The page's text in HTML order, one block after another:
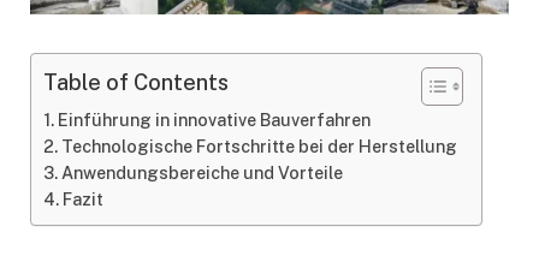
Table of Contents
Einführung in innovative Bauverfahren
Technologische Fortschritte bei der Herstellung
Anwendungsbereiche und Vorteile
Fazit